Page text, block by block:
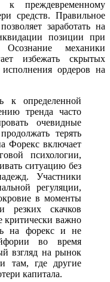
преждевременному
средств. Правильное
заработать на
позиции при
механики
избежать скрытых
ордеров на
к определенной
тренда часто
очевидные
терять
Форекс включает
психологии,
ситуацию без
Участники
регуляции,
в моменты
резких скачков
критически важно
на форекс и не
во время
взгляд на рынок
там, где другие
капитала.